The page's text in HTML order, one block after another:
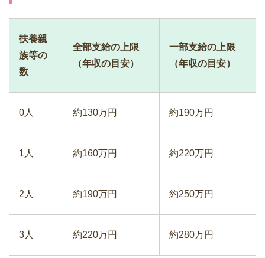
扶養親
族等の
数
全部支給の上限
（年収の目安）
一部支給の上限
（年収の目安）
0人 約130万円 約190万円
1人 約160万円 約220万円
2人 約190万円 約250万円
3人 約220万円 約280万円